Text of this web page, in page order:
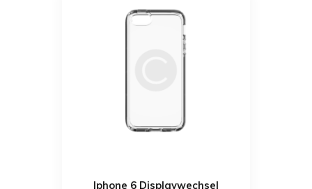
KONTAKT
Iphone 6 Displaywechsel